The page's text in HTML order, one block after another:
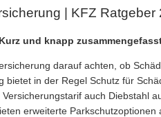
| KFZ Ratgeber
und knapp
darauf achten, ob
bietet in der Regel Schutz für
auch Diebstahl
erweiterte